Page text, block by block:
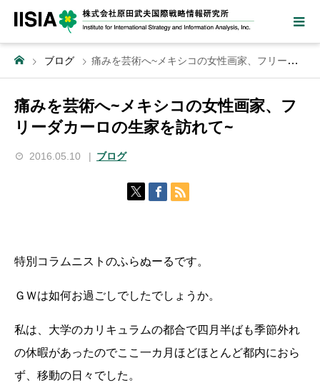
ブログ 痛みを芸術へ~メキシコの女性画家、フリーダカーロの生家を訪れて~
痛みを芸術へ~メキシコの女性画家、フ
リーダカーロの生家を訪れて~
2016.05.10 ブログ
特別コラムニストのふらぬーるです。
ＧＷは如何お過ごしでしたでしょうか。
私は、大学のカリキュラムの都合で四月半ばも季節外れ
の休暇があったのでここ一カ月ほどほとんど都内におら
ず、移動の日々でした。